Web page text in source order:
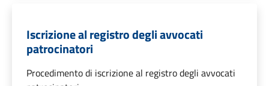
Iscrizione al registro degli avvocati
patrocinatori
Procedimento di iscrizione al registro degli avvocati